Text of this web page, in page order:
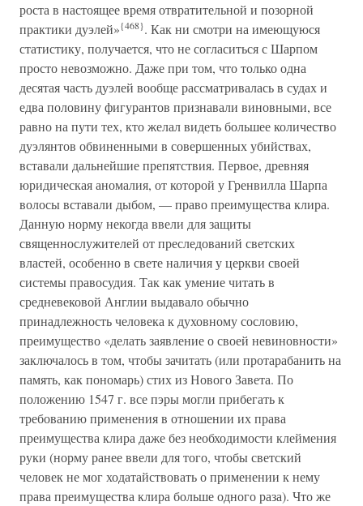
роста в настоящее время отвратительной и позорной
практики дуэлей»{468}. Как ни смотри на имеющуюся
статистику, получается, что не согласиться с Шарпом
просто невозможно. Даже при том, что только одна
десятая часть дуэлей вообще рассматривалась в судах и
едва половину фигурантов признавали виновными, все
равно на пути тех, кто желал видеть большее количество
дуэлянтов обвиненными в совершенных убийствах,
вставали дальнейшие препятствия. Первое, древняя
юридическая аномалия, от которой у Гренвилла Шарпа
волосы вставали дыбом, — право преимущества клира.
Данную норму некогда ввели для защиты
священнослужителей от преследований светских
властей, особенно в свете наличия у церкви своей
системы правосудия. Так как умение читать в
средневековой Англии выдавало обычно
принадлежность человека к духовному сословию,
преимущество «делать заявление о своей невиновности»
заключалось в том, чтобы зачитать (или протарабанить на
память, как пономарь) стих из Нового Завета. По
положению 1547 г. все пэры могли прибегать к
требованию применения в отношении их права
преимущества клира даже без необходимости клеймения
руки (норму ранее ввели для того, чтобы светский
человек не мог ходатайствовать о применении к нему
права преимущества клира больше одного раза). Что же